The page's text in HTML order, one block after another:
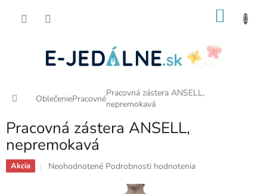
Domov
OblečeniePracovnéPracovná zástera ANSELL,
nepremokavá
Pracovná zástera ANSELL,
nepremokavá
Akcia
Priemerné
Neohodnotené Podrobnosti hodnotenia